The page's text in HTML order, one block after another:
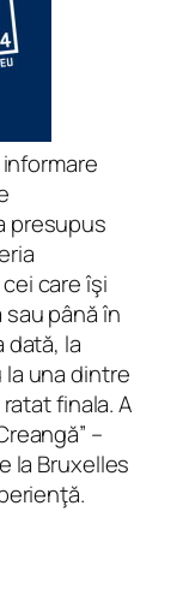
presupus
care îşi
până în
dată, la
una dintre
finala. A
–
la Bruxelles